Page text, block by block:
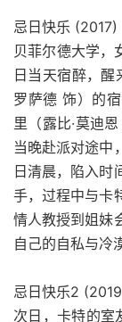
忌日快乐 (2017)
贝菲尔德大学，
日当天宿醉，醒
罗萨德 饰）的
里（露比·莫迪
当晚赴派对途中
日清晨，陷入时
手，过程中与卡
情人教授到姐妹
自己的自私与冷
忌日快乐2
次日，卡特的室